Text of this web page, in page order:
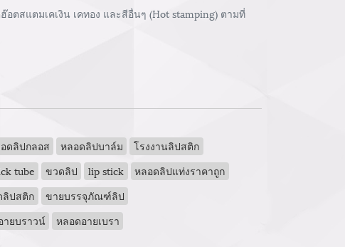
ตสแตมเคเงิน เคทอง และสีอื่นๆ (Hot stamping) ตามที่
ดลิปกลอส หลอดลิปบาล์ม
โรงงานลิปสติก
tube ขวดลิป lip stick
หลอดลิปแท่งราคาถูก
ลิปสติก
ขายบรรจุภัณฑ์ลิป
ยบราวน์ หลอดอายเบรา